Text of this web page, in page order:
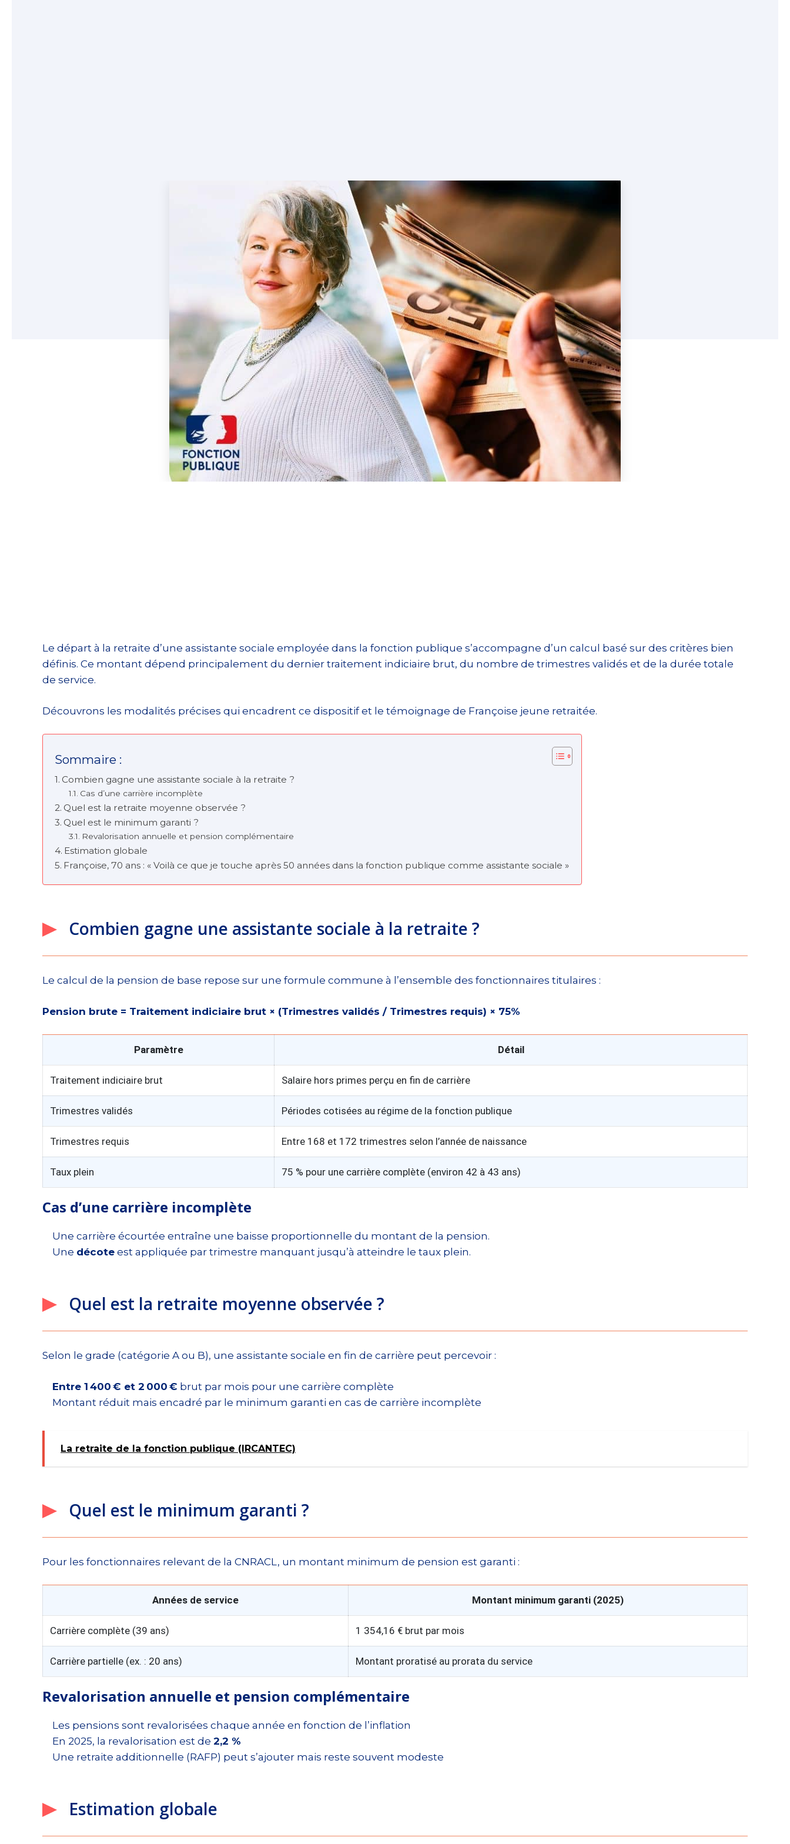
Le départ à la retraite d’une assistante sociale employée dans la fonction publique s’accompagne d’un calcul basé sur des critères bien
définis. Ce montant dépend principalement du dernier traitement indiciaire brut, du nombre de trimestres validés et de la durée totale
de service.
Découvrons les modalités précises qui encadrent ce dispositif et le témoignage de Françoise jeune retraitée.
Sommaire :
Combien gagne une assistante sociale à la retraite ?
Cas d’une carrière incomplète
Quel est la retraite moyenne observée ?
Quel est le minimum garanti ?
Revalorisation annuelle et pension complémentaire
Estimation globale
Françoise, 70 ans : « Voilà ce que je touche après 50 années dans la fonction publique comme assistante sociale »
Combien gagne une assistante sociale à la retraite ?
Le calcul de la pension de base repose sur une formule commune à l’ensemble des fonctionnaires titulaires :
Pension brute = Traitement indiciaire brut × (Trimestres validés / Trimestres requis) × 75%
Paramètre Détail
Traitement indiciaire brut Salaire hors primes perçu en fin de carrière
Trimestres validés Périodes cotisées au régime de la fonction publique
Trimestres requis Entre 168 et 172 trimestres selon l’année de naissance
Taux plein 75 % pour une carrière complète (environ 42 à 43 ans)
Cas d’une carrière incomplète
Une carrière écourtée entraîne une baisse proportionnelle du montant de la pension.
Une décote est appliquée par trimestre manquant jusqu’à atteindre le taux plein.
Quel est la retraite moyenne observée ?
Selon le grade (catégorie A ou B), une assistante sociale en fin de carrière peut percevoir :
Entre 1 400 € et 2 000 € brut par mois pour une carrière complète
Montant réduit mais encadré par le minimum garanti en cas de carrière incomplète
La retraite de la fonction publique (IRCANTEC)
Quel est le minimum garanti ?
Pour les fonctionnaires relevant de la CNRACL, un montant minimum de pension est garanti :
Années de service Montant minimum garanti (2025)
Carrière complète (39 ans) 1 354,16 € brut par mois
Carrière partielle (ex. : 20 ans) Montant proratisé au prorata du service
Revalorisation annuelle et pension complémentaire
Les pensions sont revalorisées chaque année en fonction de l’inflation
En 2025, la revalorisation est de 2,2 %
Une retraite additionnelle (RAFP) peut s’ajouter mais reste souvent modeste
Estimation globale